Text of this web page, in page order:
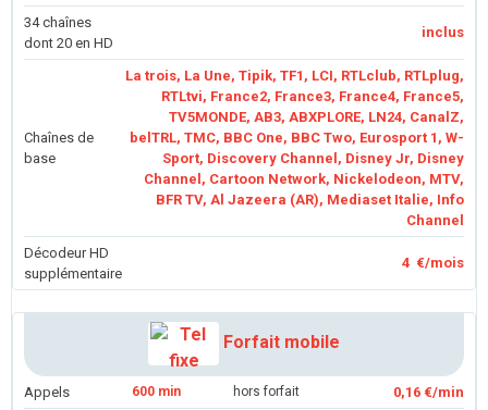
34 chaînes
dont 20 en HD
inclus
Chaînes de
base
La trois, La Une, Tipik, TF1, LCI, RTLclub, RTLplug,
RTLtvi, France2, France3, France4, France5,
TV5MONDE, AB3, ABXPLORE, LN24, CanalZ,
belTRL, TMC, BBC One, BBC Two, Eurosport 1, W-
Sport, Discovery Channel, Disney Jr, Disney
Channel, Cartoon Network, Nickelodeon, MTV,
BFR TV, Al Jazeera (AR), Mediaset Italie, Info
Channel
Décodeur HD
supplémentaire
4 €/mois
Forfait mobile
Appels 600 min hors forfait
0,16 €/min